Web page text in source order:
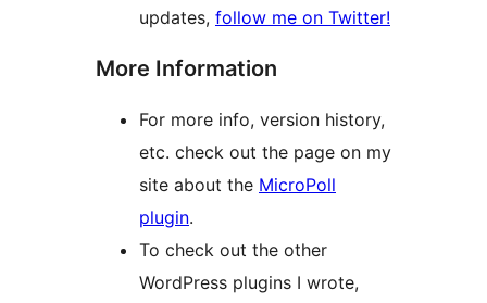
updates, follow me on Twitter!
More Information
For more info, version history,
etc. check out the page on my
site about the MicroPoll
plugin.
To check out the other
WordPress plugins I wrote,